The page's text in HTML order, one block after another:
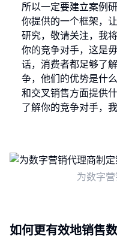
所以一定要建立案例
你提供的一个框架，
研究，敬请关注，我
你的竞争对手，这是
话，消费者都足够了
争，他们的优势是什
和交叉销售方面提供
了解你的竞争对手，
为数字
如何更有效地销售